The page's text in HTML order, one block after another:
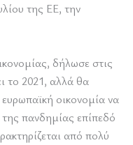
της ΕΕ, την
δήλωσε στις
το 2021, αλλά θα
οικονομία να
πανδημίας επίπεδό
από πολύ